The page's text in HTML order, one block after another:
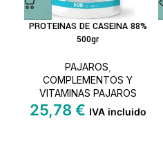
PROTEINAS DE CASEINA 88%
500gr
PAJAROS
COMPLEMENTOS Y
VITAMINAS PAJAROS
25,78 € IVA incluido